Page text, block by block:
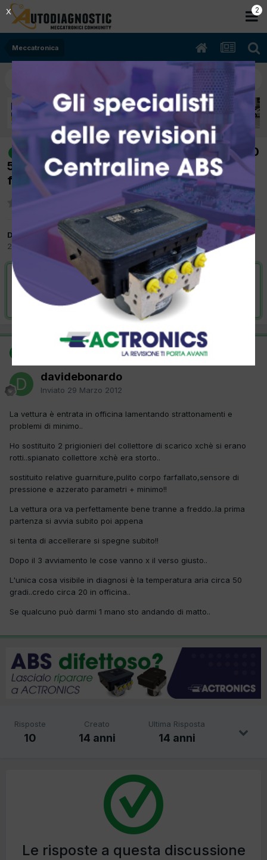
Meccatronica
risolto
[musa 1.4 07/2007 1400cc 350a1000
57Kw Benzina] si spegne appena accesa a
freddo
Da davidebonardo
29 Marzo 2012
in Meccatronica
VAI ALLA SOLUZIONE
Risolta da davidebonardo,29 Marzo 2012
davidebonardo
Inviato 29 Marzo 2012
La vettura è entrata in officina lamentando strattonamenti e
problemi di minimo..
Ho sostituito 2 prigionieri del collettore di scarico xchè si erano
rotti..spianato collettore xchè era storto..
sostituito relative guarniture,pulito corpo farfallato,sensore di
pressione e azzerato parametri + minimo!!
La vettura ora va perfettamente bene tranne a freddo..la prima
partenza si avvia subito poi appena
si tenta di accellerare si spegne subito!!
Dopo il 3 avviamento le cose vanno x il verso giusto..
L'unica cosa visibile in diagnosi è la temperatura aria circa 50
gradi..credo circa 20 in officina..
Se qualcuno può darmi 1 mano sto andando di matto..
Risposte
10
Creato
14 anni
Ultima Risposta
14 anni
Le risposte a questa discussione
2
X